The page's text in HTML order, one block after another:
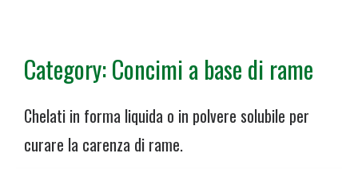
Category: Concimi a base di rame
Chelati in forma liquida o in polvere solubile per
curare la carenza di rame.